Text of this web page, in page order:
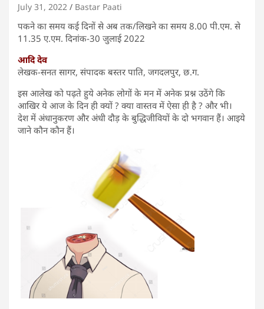
July 31, 2022 Bastar Paati
पकने का समय कई दिनों से अब तक/लिखने का समय 8.00 पी.एम. से
11.35 ए.एम. दिनांक-30 जुलाई 2022
आदि देव
लेखक-सनत सागर, संपादक बस्तर पाति, जगदलपुर, छ.ग.
इस आलेख को पढ़ते हुये अनेक लोगों के मन में अनेक प्रश्न उठेंगे कि
आखिर ये आज के दिन ही क्यों ? क्या वास्तव में ऐसा ही है ? और भी।
देश में अंधानुकरण और अंधी दौड़ के बुद्धिजीवियों के दो भगवान हैं। आइये
जाने कौन कौन हैं।